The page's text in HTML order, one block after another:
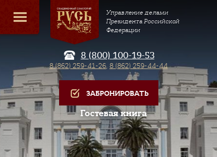
Управление делами
Президента Российской
Федерации
8 (800) 100-19-53
8 (862) 259-41-26, 8 (862) 259-44-44
ЗАБРОНИРОВАТЬ
Гостевая книга